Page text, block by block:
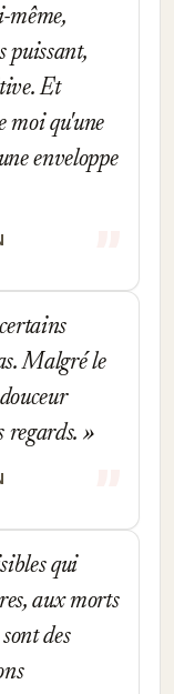
même,
puissant,
Et
moi qu'une
enveloppe
Malgré le
regards.
qui
aux morts
des